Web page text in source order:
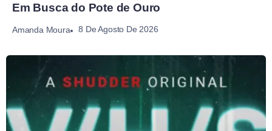
Em Busca do Pote de Ouro
Amanda Moura 8 De Agosto De 2026